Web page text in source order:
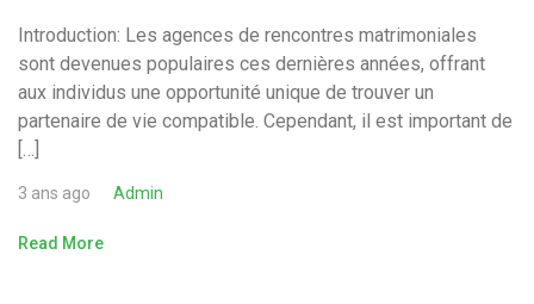
Introduction: Les agences de rencontres matrimoniales
sont devenues populaires ces dernières années, offrant
aux individus une opportunité unique de trouver un
partenaire de vie compatible. Cependant, il est important de
[…]
3 ans ago Admin
Read More